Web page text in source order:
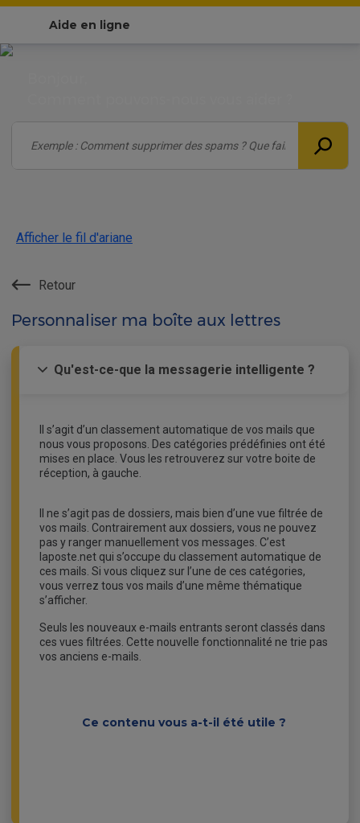
Aide en ligne
Afficher le fil d'ariane
Retour
Personnaliser ma boîte aux lettres
Qu'est-ce-que la messagerie intelligente ?
Il s’agit d’un classement automatique de vos mails que
nous vous proposons. Des catégories prédéfinies ont été
mises en place. Vous les retrouverez sur votre boite de
réception, à gauche.
Il ne s’agit pas de dossiers, mais bien d’une vue filtrée de
vos mails. Contrairement aux dossiers, vous ne pouvez
pas y ranger manuellement vos messages. C’est
laposte.net qui s’occupe du classement automatique de
ces mails. Si vous cliquez sur l’une de ces catégories,
vous verrez tous vos mails d’une même thématique
s’afficher.
Seuls les nouveaux e-mails entrants seront classés dans
ces vues filtrées. Cette nouvelle fonctionnalité ne trie pas
vos anciens e-mails.
Ce contenu vous a-t-il été utile ?